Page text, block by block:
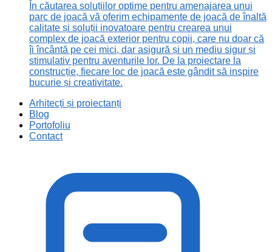
În căutarea soluțiilor optime pentru amenajarea unui
parc de joacă vă oferim echipamente de joacă de înaltă
calitate și soluții inovatoare pentru crearea unui
complex de joacă exterior pentru copii, care nu doar că
îi încântă pe cei mici, dar asigură și un mediu sigur și
stimulativ pentru aventurile lor. De la proiectare la
construcție, fiecare loc de joacă este gândit să inspire
bucurie și creativitate.
Arhitecți și proiectanți
Blog
Portofoliu
Contact